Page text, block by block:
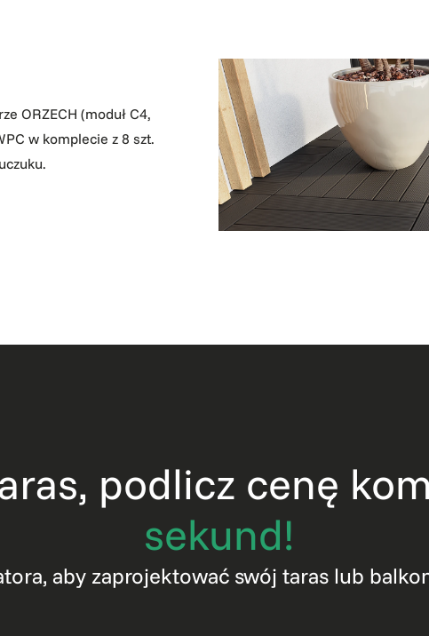
ORZECH (moduł C4,
w komplecie z 8 szt.
podlicz cenę
sekund!
aby zaprojektować swój taras lub